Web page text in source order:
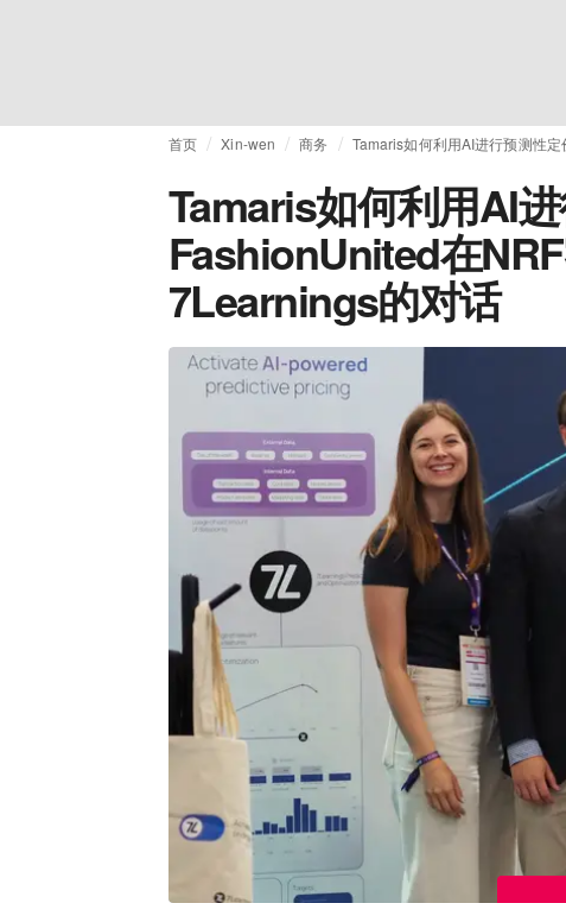
首页 Xin-wen 商务 Tamaris如何利用AI进行预测性
Tamaris如何利用AI
FashionUnited在
7Learnings的对话